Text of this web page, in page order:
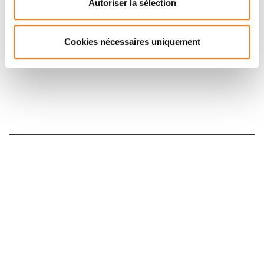
Autoriser la sélection
Cookies nécessaires uniquement
subscribe to our newsletter.
Subscribe to the newsletter